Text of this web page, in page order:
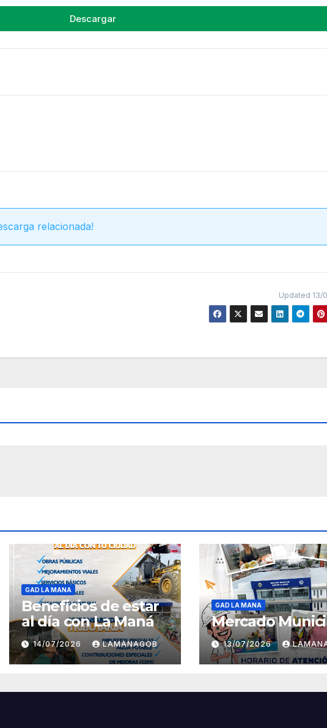
Descargar
relacionada!
Updated 13/
GAD LA MANA
Beneficios de estar
al día con La Maná
14/07/2026 LAMANAGOB
GAD LA MANA
Mercado
13/07/2026